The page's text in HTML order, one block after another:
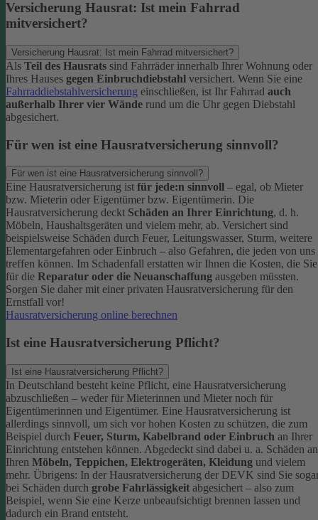
Versicherung Hausrat: Ist mein Fahrrad
mitversichert?
Versicherung Hausrat: Ist mein Fahrrad mitversichert?
Als Teil des Hausrats sind Fahrräder innerhalb Ihrer Wohnung oder
Ihres Hauses gegen Einbruchdiebstahl versichert. Wenn Sie eine
Fahrraddiebstahlversicherung einschließen, ist Ihr Fahrrad auch
außerhalb Ihrer vier Wände rund um die Uhr gegen Diebstahl
abgesichert.
Für wen ist eine Hausratversicherung sinnvoll?
Für wen ist eine Hausratversicherung sinnvoll?
Eine Hausratversicherung ist für jede:n sinnvoll – egal, ob Mieter
bzw. Mieterin oder Eigentümer bzw. Eigentümerin. Die
Hausratversicherung deckt Schäden an Ihrer Einrichtung, d. h.
Möbeln, Haushaltsgeräten und vielem mehr, ab. Versichert sind
beispielsweise Schäden durch Feuer, Leitungswasser, Sturm, weitere
Elementargefahren oder Einbruch – also Gefahren, die jeden von uns
treffen können. Im Schadenfall erstatten wir Ihnen die Kosten, die Sie
für die Reparatur oder die Neuanschaffung ausgeben müssten.
Sorgen Sie daher mit einer privaten Hausratversicherung für den
Ernstfall vor!
Hausratversicherung online berechnen
Ist eine Hausratversicherung Pflicht?
Ist eine Hausratversicherung Pflicht?
In Deutschland besteht keine Pflicht, eine Hausratversicherung
abzuschließen – weder für Mieterinnen und Mieter noch für
Eigentümerinnen und Eigentümer. Eine Hausratversicherung ist
allerdings sinnvoll, um sich vor hohen Kosten zu schützen, die zum
Beispiel durch Feuer, Sturm, Kabelbrand oder Einbruch an Ihrer
Einrichtung entstehen können. Abgedeckt sind dabei u. a. Schäden an
Ihren Möbeln, Teppichen, Elektrogeräten, Kleidung und vielem
mehr. Übrigens: In der Hausratversicherung der DEVK sind Sie
bei Schäden durch grobe Fahrlässigkeit abgesichert – also zum
Beispiel, wenn Sie eine Kerze unbeaufsichtigt brennen lassen und
dadurch ein Brand entsteht.